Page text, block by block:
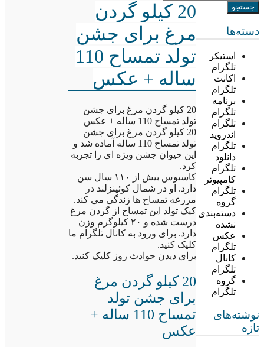
دسته‌ها
استیکر
تلگرام
اکانت
تلگرام
برنامه
تلگرام
تلگرام
اندروید
تلگرام
دانلود
تلگرام
کامپیوتر
تلگرام
گروه
دسته‌بندی
نشده
عکس
تلگرام
کانال
تلگرام
گروه
تلگرام
نوشته‌های
تازه
20 کیلو گردن
مرغ برای جشن
تولد تمساح 110
ساله + عکس
20 کیلو گردن مرغ برای جشن
تولد تمساح 110 ساله + عکس
20 کیلو گردن مرغ برای جشن
تولد تمساح 110 ساله آماده شد و
این حیوان جشن ویژه ای را تجربه
کرد.
کاسیوس بیش از ۱۱۰ سال سن
دارد. او در شمال کوئینزلند در
مزرعه تمساح ها زندگی می کند.
کیک تولد این تمساح از گردن مرغ
درست شده و ۲۰ کیلوگرم وزن
دارد. برای ورود به کانال تلگرام ما
کلیک کنید.
برای دیدن حوادث روز کلیک کنید.
20 کیلو گردن مرغ
برای جشن تولد
تمساح 110 ساله +
عکس